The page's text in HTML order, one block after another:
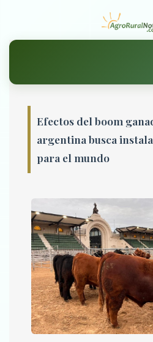
Efectos del boom
argentina busca
para el mundo